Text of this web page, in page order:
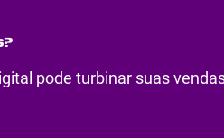
pode turbinar suas